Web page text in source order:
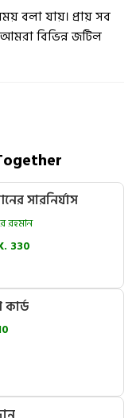
বলা যায়। প্রায় সব
আমরা বিভিন্ন জটিল
সারনির্যাস
রহমান
330